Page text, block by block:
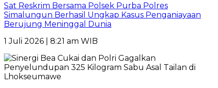
Sat Reskrim Bersama Polsek Purba Polres
Simalungun Berhasil Ungkap Kasus Penganiayaan
Berujung Meninggal Dunia
1 Juli 2026 | 8:21 am WIB